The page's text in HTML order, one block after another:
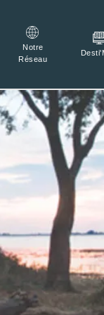
Notre
Réseau